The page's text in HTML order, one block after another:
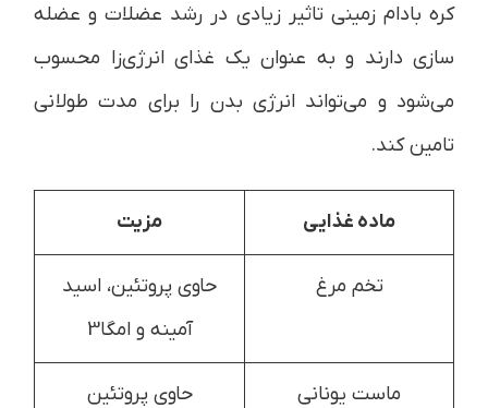
کره بادام زمینی تاثیر زیادی در رشد عضلات و عضله
سازی دارند و به عنوان یک غذای انرژی‌زا محسوب
می‌شود و می‌تواند انرژی بدن را برای مدت طولانی
تامین کند.
ماده غذایی مزیت
تخم مرغ
حاوی پروتئین، اسید
آمینه و امگا3
ماست یونانی حاوی پروتئین